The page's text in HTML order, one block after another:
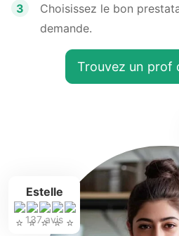
3
Choisissez le bon
demande.
Trouvez un prof
Estelle
137 avis